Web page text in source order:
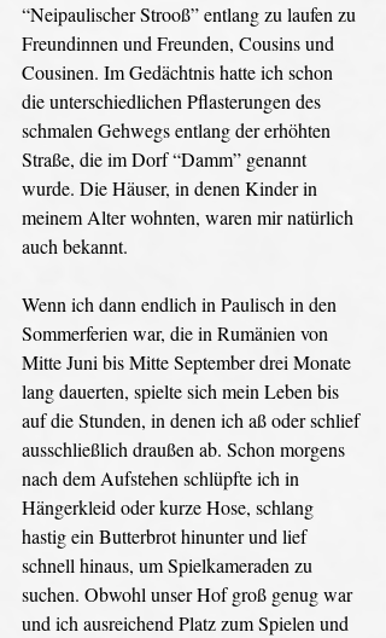
“Neipaulischer Strooß” entlang zu laufen zu
Freundinnen und Freunden, Cousins und
Cousinen. Im Gedächtnis hatte ich schon
die unterschiedlichen Pflasterungen des
schmalen Gehwegs entlang der erhöhten
Straße, die im Dorf “Damm” genannt
wurde. Die Häuser, in denen Kinder in
meinem Alter wohnten, waren mir natürlich
auch bekannt.
Wenn ich dann endlich in Paulisch in den
Sommerferien war, die in Rumänien von
Mitte Juni bis Mitte September drei Monate
lang dauerten, spielte sich mein Leben bis
auf die Stunden, in denen ich aß oder schlief
ausschließlich draußen ab. Schon morgens
nach dem Aufstehen schlüpfte ich in
Hängerkleid oder kurze Hose, schlang
hastig ein Butterbrot hinunter und lief
schnell hinaus, um Spielkameraden zu
suchen. Obwohl unser Hof groß genug war
und ich ausreichend Platz zum Spielen und